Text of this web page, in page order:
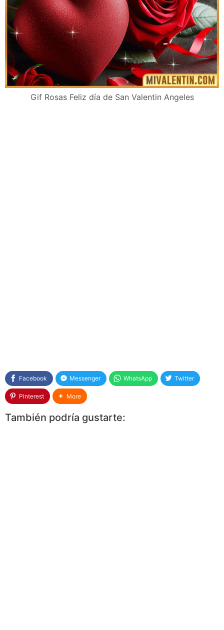
Gif Rosas Feliz día de San Valentin Angeles
Facebook Messenger WhatsApp Twitter
Pinterest More
También podría gustarte: